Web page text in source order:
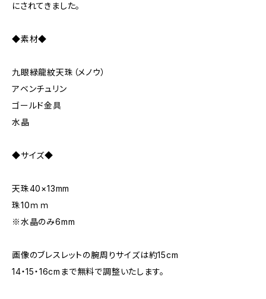
にされてきました。
◆素材◆
九眼緑龍紋天珠（メノウ）
アベンチュリン
ゴールド金具
水晶
◆サイズ◆
天珠40×13mm
珠10ｍｍ
※水晶のみ6mm
画像のブレスレットの腕周りサイズは約15cm
14・15・16cmまで無料で調整いたします。